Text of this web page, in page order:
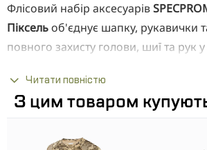
Флісовий набір аксесуарів
Піксельоб'єднує шапку, рукавички
повного захисту голови, шиї та рук
утримує тепло, відводить вологу та
легким і приємним до тіла.
свободу рухів як у місті, так і на
Читати повністю
З цим товаром